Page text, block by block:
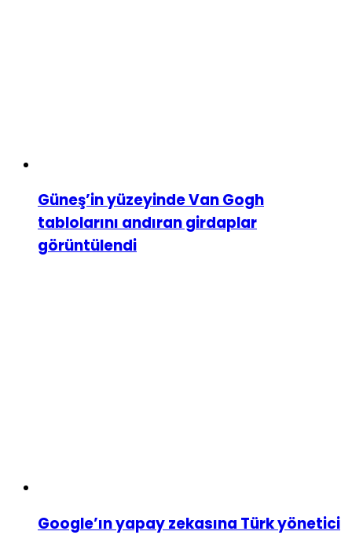
Güneş’in yüzeyinde Van Gogh
tablolarını andıran girdaplar
görüntülendi
Google’ın yapay zekasına Türk yönetici